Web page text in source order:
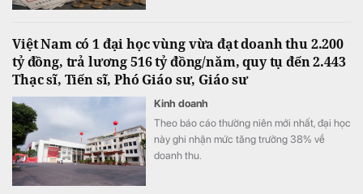
Việt Nam có 1 đại học vùng vừa đạt doanh thu 2.200
tỷ đồng, trả lương 516 tỷ đồng/năm, quy tụ đến 2.443
Thạc sĩ, Tiến sĩ, Phó Giáo sư, Giáo sư
Kinh doanh
Theo báo cáo thường niên mới nhất, đại học
này ghi nhận mức tăng trưởng 38% về
doanh thu.